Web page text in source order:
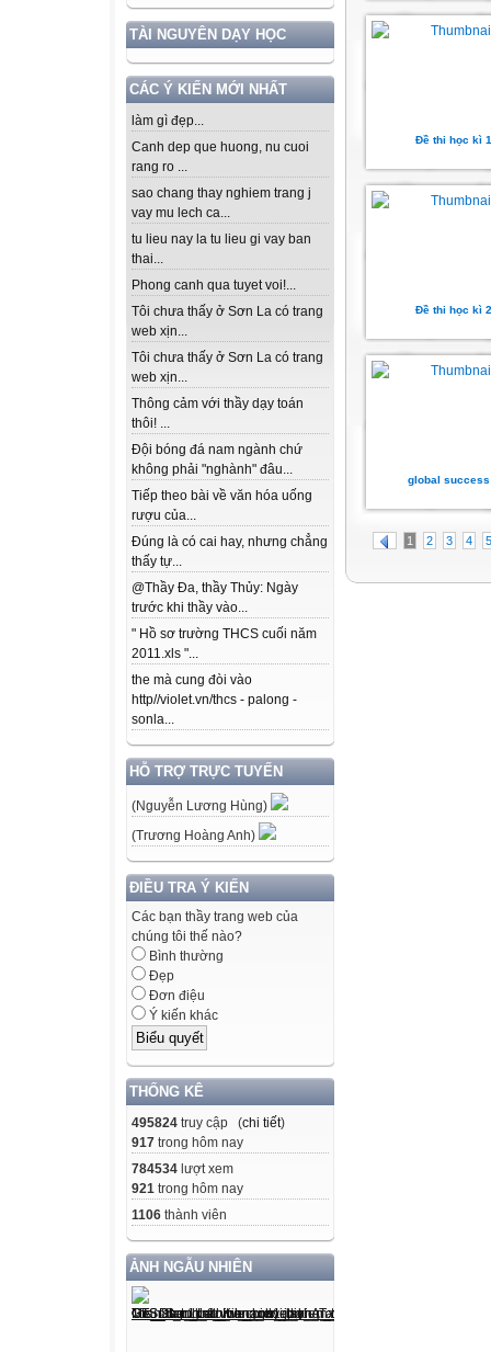
TÀI NGUYÊN DẠY HỌC
CÁC Ý KIẾN MỚI NHẤT
làm gì đẹp...
Canh dep que huong, nu cuoi
rang ro ...
sao chang thay nghiem trang j
vay mu lech ca...
tu lieu nay la tu lieu gi vay ban
thai...
Phong canh qua tuyet voi!...
Tôi chưa thấy ở Sơn La có trang
web xịn...
Tôi chưa thấy ở Sơn La có trang
web xịn...
Thông cảm với thầy dạy toán
thôi! ...
Đội bóng đá nam ngành chứ
không phải "nghành" đâu...
Tiếp theo bài về văn hóa uống
rượu của...
Đúng là có cai hay, nhưng chẳng
thấy tự...
@Thầy Đa, thầy Thủy: Ngày
trước khi thầy vào...
" Hồ sơ trường THCS cuối năm
2011.xls "...
the mà cung đòi vào
http//violet.vn/thcs - palong -
sonla...
HỖ TRỢ TRỰC TUYẾN
(Nguyễn Lương Hùng)
(Trương Hoàng Anh)
ĐIỀU TRA Ý KIẾN
Các bạn thầy trang web của
chúng tôi thế nào?
Bình thường
Đẹp
Đơn điệu
Ý kiến khác
THỐNG KÊ
495824 truy cập (chi tiết)
917 trong hôm nay
784534 lượt xem
921 trong hôm nay
1106 thành viên
ẢNH NGẪU NHIÊN
Đề thi học kì 1
Đề thi học kì 2
global success
1 2 3 4 5